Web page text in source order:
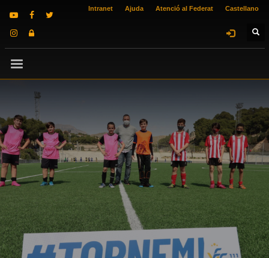
Intranet Ajuda Atenció al Federat Castellano